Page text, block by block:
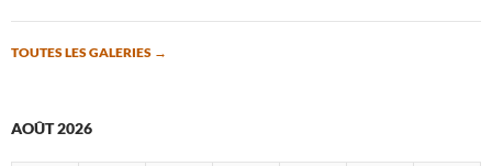
TOUTES LES GALERIES →
AOÛT 2026